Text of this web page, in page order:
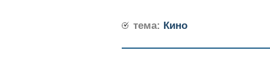
тема: Кино